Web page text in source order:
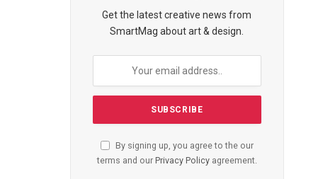
Get the latest creative news from
SmartMag about art & design.
By signing up, you agree to the our
terms and our Privacy Policyagreement.